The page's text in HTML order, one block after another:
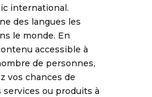
international.
des langues les
le monde. En
accessible à
de personnes,
vos chances de
services ou produits à